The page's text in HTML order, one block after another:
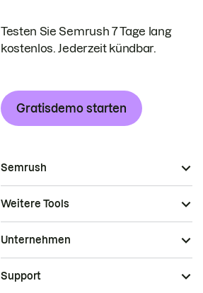
Testen Sie Semrush 7 Tage lang
kostenlos. Jederzeit kündbar.
Gratisdemo starten
Semrush
Weitere Tools
Unternehmen
Support